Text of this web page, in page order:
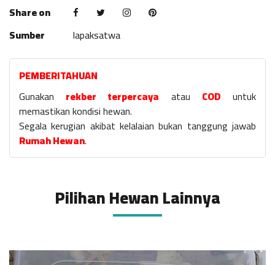
Share on
Sumber
lapaksatwa
PEMBERITAHUAN
Gunakan rekber terpercaya atau COD untuk
memastikan kondisi hewan.
Segala kerugian akibat kelalaian bukan tanggung jawab
Rumah Hewan.
Pilihan Hewan Lainnya